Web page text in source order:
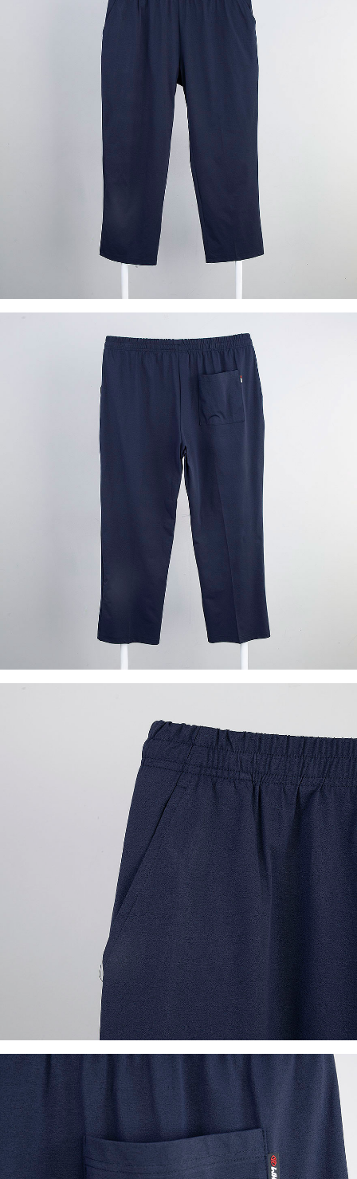
이코 라이프 하